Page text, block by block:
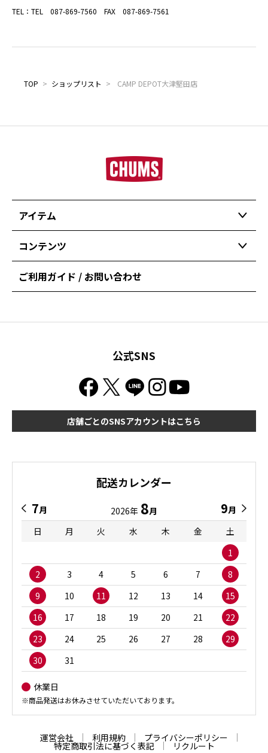
TEL：TEL 087-869-7560 FAX 087-869-7561
TOP > ショップリスト > CAMP DEPOT大津堅田店
アイテム
コンテンツ
ご利用ガイド / お問い合わせ
公式SNS
店舗ごとのSNSアカウントはこちら
配送カレンダー
7月 2026年 8月 9月
日
月 火 水 木 金
土
1
2
3 4 5 6 7
8
9
10 11 12 13 14
15
16
17 18 19 20 21
22
23
24 25 26 27 28
29
30
31
休業日
※商品発送はお休みさせていただいております。
運営会社 利用規約 プライバシーポリシー
特定商取引法に基づく表記 リクルート